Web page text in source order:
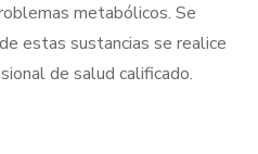
metabólicos. Se
estas sustancias se realice
de salud calificado.